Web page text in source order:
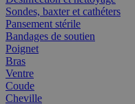
Sondes, baxter et cathéters
Pansement stérile
Bandages de soutien
Poignet
Bras
Ventre
Coude
Cheville